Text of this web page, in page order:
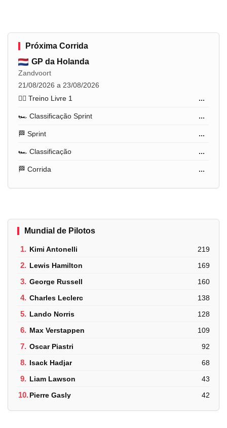
Próxima Corrida
GP da Holanda
Zandvoort
21/08/2026 a 23/08/2026
🏋️‍♂️ Treino Livre 1
...
🏎️ Classificação Sprint ...
🏁 Sprint ...
🏎️ Classificação ...
🏁 Corrida ...
Mundial de Pilotos
1. Kimi Antonelli 219
2. Lewis Hamilton 169
3. George Russell 160
4. Charles Leclerc 138
5. Lando Norris 128
6. Max Verstappen 109
7. Oscar Piastri 92
8. Isack Hadjar 68
9. Liam Lawson 43
10.Pierre Gasly 42